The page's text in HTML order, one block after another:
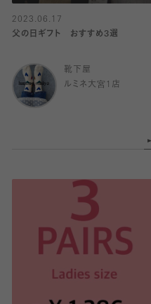
2023.06.17
父の日ギフト おすすめ3選
靴下屋
ルミネ大宮1店